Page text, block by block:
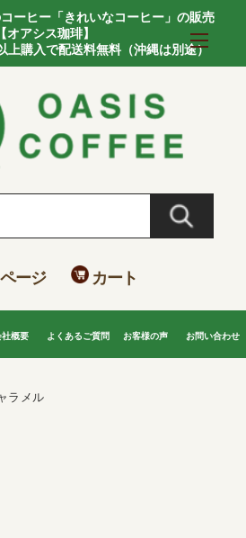
ーヒー「きれいなコーヒー」の販売
【オアシス珈琲】
上購入で配送料無料（沖縄は別途）
ージ カート
社概要 よくあるご質問 お客様の声 お問い合わせ
ラメル